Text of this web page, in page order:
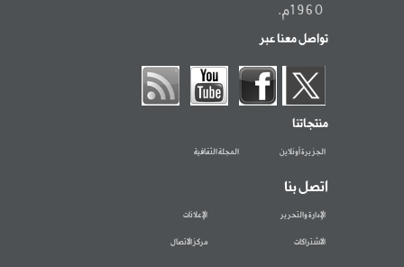
1960م.
تواصل معنا عبر
منتجاتنا
الجزيرة أونلاين المجلة الثقافية
اتصل بنا
الإدارة والتحرير الإعلانات
الاشتراكات مركز الاتصال